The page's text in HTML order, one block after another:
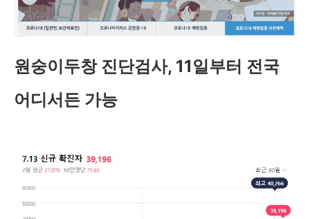
원숭이두창 진단검사, 11일부터 전국
어디서든 가능